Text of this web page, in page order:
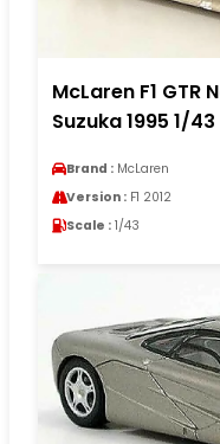
McLaren F1 GTR
Suzuka 1995 1/43
Brand : McLaren
Version : F1 2012
Scale : 1/43